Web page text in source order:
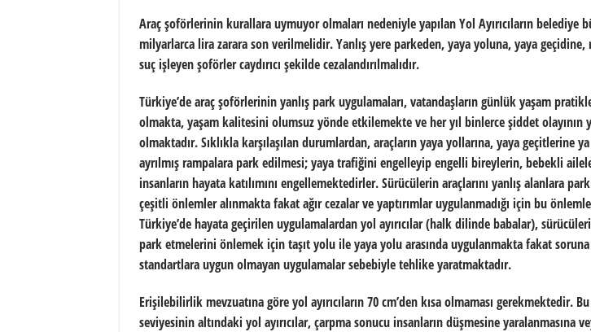
Araç şoförlerinin kurallara uymuyor olmaları nedeniyle yapılan Yol Ayırıcıların belediye
milyarlarca lira zarara son verilmelidir. Yanlış yere parkeden, yaya yoluna, yaya
suç işleyen şoförler caydırıcı şekilde cezalandırılmalıdır.
Türkiye’de araç şoförlerinin yanlış park uygulamaları, vatandaşların günlük yaşam
olmakta, yaşam kalitesini olumsuz yönde etkilemekte ve her yıl binlerce şiddet olayının
olmaktadır. Sıklıkla karşılaşılan durumlardan, araçların yaya yollarına, yaya geçitlerine
ayrılmış rampalara park edilmesi; yaya trafiğini engelleyip engelli bireylerin, bebekli
insanların hayata katılımını engellemektedirler. Sürücülerin araçlarını yanlış alanlara
çeşitli önlemler alınmakta fakat ağır cezalar ve yaptırımlar uygulanmadığı için bu
Türkiye’de hayata geçirilen uygulamalardan yol ayırıcılar (halk dilinde babalar),
park etmelerini önlemek için taşıt yolu ile yaya yolu arasında uygulanmakta fakat
standartlara uygun olmayan uygulamalar sebebiyle tehlike yaratmaktadır.
Erişilebilirlik mevzuatına göre yol ayırıcıların 70 cm’den kısa olmaması gerekmektedir.
seviyesinin altındaki yol ayırıcılar, çarpma sonucu insanların düşmesine yaralanmasına